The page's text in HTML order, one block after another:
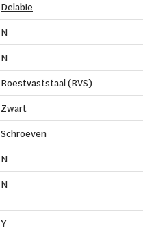
Delabie
N
N
Roestvaststaal (RVS)
Zwart
Schroeven
N
N
Y